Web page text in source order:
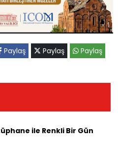
Paylaş Paylaş Paylaş
ile Renkli Bir Gün